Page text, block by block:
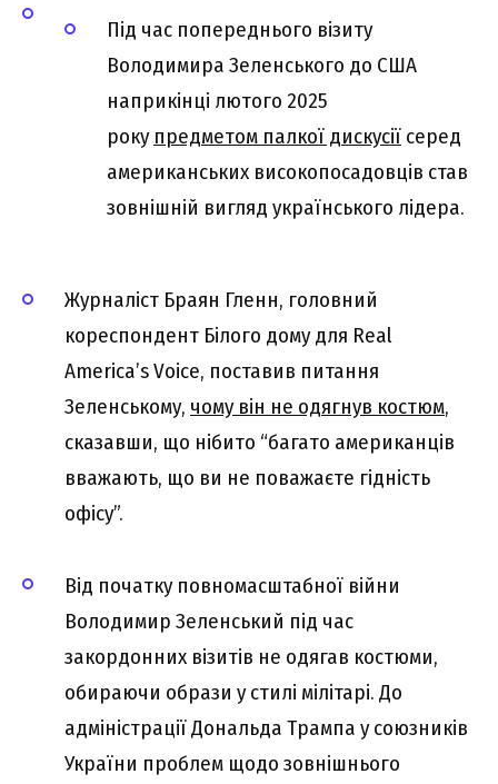
Під час попереднього візиту
Володимира Зеленського до США
наприкінці лютого 2025
року предметом палкої дискусії серед
американських високопосадовців став
зовнішній вигляд українського лідера.
Журналіст Браян Гленн, головний
кореспондент Білого дому для Real
America’s Voice, поставив питання
Зеленському, чому він не одягнув костюм,
сказавши, що нібито “багато американців
вважають, що ви не поважаєте гідність
офісу”.
Від початку повномасштабної війни
Володимир Зеленський під час
закордонних візитів не одягав костюми,
обираючи образи у стилі мілітарі. До
адміністрації Дональда Трампа у союзників
України проблем щодо зовнішнього